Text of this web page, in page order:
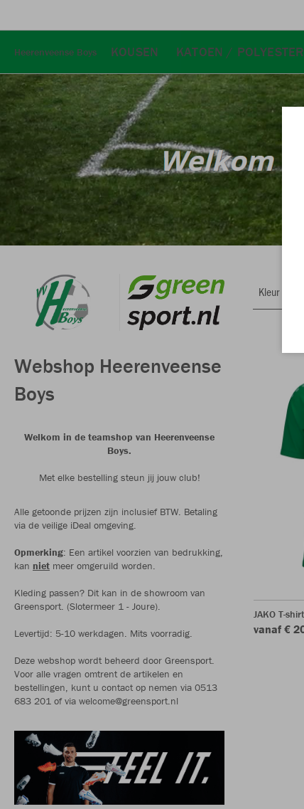
Heerenveense Boys KOUSEN KATOEN /
Webshop Heerenveense
Boys
Welkom in de teamshop van Heerenveense
Boys.
Met elke bestelling steun jij jouw club!
Alle getoonde prijzen zijn inclusief BTW. Betaling
via de veilige iDeal omgeving.
Opmerking: Een artikel voorzien van bedrukking,
kan niet meer omgeruild worden.
Kleding passen? Dit kan in de showroom van
Greensport. (Slotermeer 1 - Joure).
Levertijd: 5-10 werkdagen. Mits voorradig.
Deze webshop wordt beheerd door Greensport.
Voor alle vragen omtrent de artikelen en
bestellingen, kunt u contact op nemen via 0513
683 201 of via welcome@greensport.nl
Kleur
JAKO T-
vanaf €